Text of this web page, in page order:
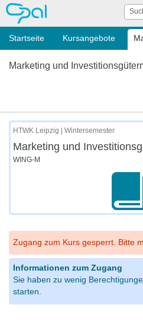
OPAL
Startseite Kursangebote
Marketing und
HTWK Leipzig | Wintersemester
Marketing und
WING-M
Zugang zum Kurs gesperrt. Bitte
Informationen zum Zugang
Sie haben zu wenig
starten.